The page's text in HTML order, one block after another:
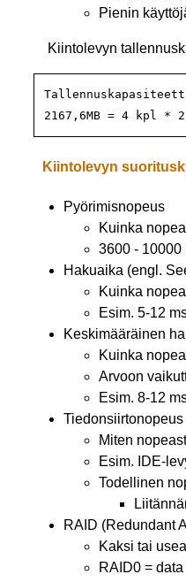
Pienin
Kiintolevyn
2167,6MB = 4 kpl *
Kiintolevyn
Pyörimisnopeus
Kuinka
3600 - 10000
Hakuaika (engl.
Kuinka
Esim. 5-12
Keskimääräinen
Kuinka
Arvoon
Esim. 8-12
Miten
Esim. IDE-
Todellinen
RAID (Redundant
Kaksi tai
RAID0 =